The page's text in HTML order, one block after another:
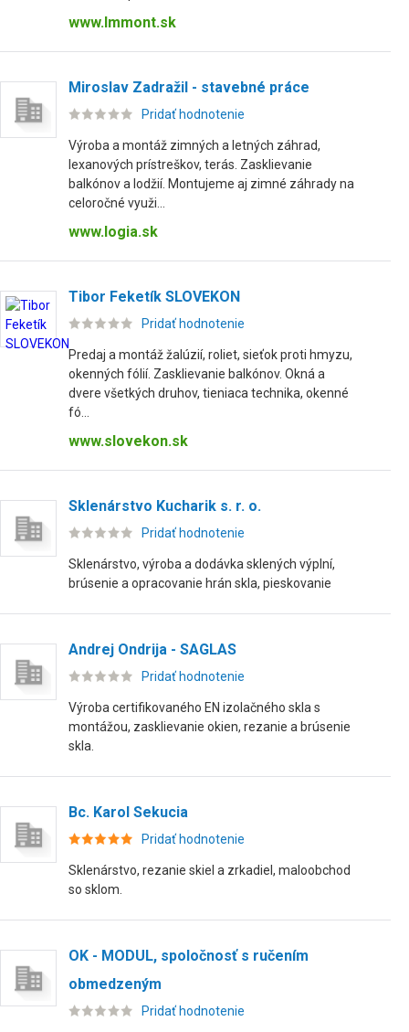
www.lmmont.sk
Miroslav Zadražil - stavebné práce
Pridať hodnotenie
Výroba a montáž zimných a letných záhrad,
lexanových prístreškov, terás. Zasklievanie
balkónov a lodžií. Montujeme aj zimné záhrady na
celoročné využi...
www.logia.sk
Tibor Feketík SLOVEKON
Pridať hodnotenie
Predaj a montáž žalúzií, roliet, sieťok proti hmyzu,
okenných fólií. Zasklievanie balkónov. Okná a
dvere všetkých druhov, tieniaca technika, okenné
fó...
www.slovekon.sk
Sklenárstvo Kucharik s. r. o.
Pridať hodnotenie
Sklenárstvo, výroba a dodávka sklených výplní,
brúsenie a opracovanie hrán skla, pieskovanie
Andrej Ondrija - SAGLAS
Pridať hodnotenie
Výroba certifikovaného EN izolačného skla s
montážou, zasklievanie okien, rezanie a brúsenie
skla.
Bc. Karol Sekucia
Pridať hodnotenie
Sklenárstvo, rezanie skiel a zrkadiel, maloobchod
so sklom.
OK - MODUL, spoločnosť s ručením
obmedzeným
Pridať hodnotenie